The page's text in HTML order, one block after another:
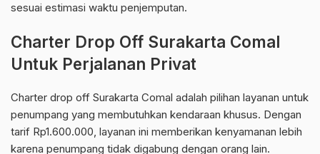
sesuai estimasi waktu penjemputan.
Charter Drop Off Surakarta Comal
Untuk Perjalanan Privat
Charter drop off Surakarta Comal adalah pilihan layanan untuk
penumpang yang membutuhkan kendaraan khusus. Dengan
tarif Rp1.600.000, layanan ini memberikan kenyamanan lebih
karena penumpang tidak digabung dengan orang lain.